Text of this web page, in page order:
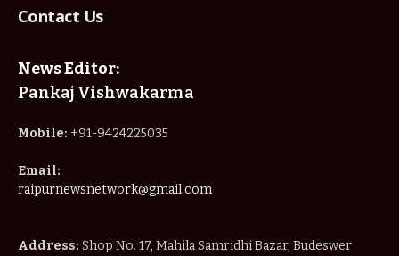
Contact Us
News Editor:
Pankaj Vishwakarma
Mobile: +91-9424225035
Email:
raipurnewsnetwork@gmail.com
Address: Shop No. 17, Mahila Samridhi Bazar, Budeswer